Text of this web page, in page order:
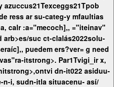
azuccus21Texceggs21Tpob
ress arsu-categ-y mfaultias
calr :a="mecoch],, ="iteinav"
arb>es/suc ct-clalás2022solu-
puedemers?ver= g need
itstrong>. Par1Tvigi_ir x,
dn-it022 asiduu-
n-i, sudn-itla situacenu- así/